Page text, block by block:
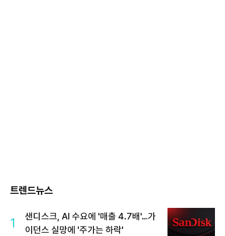
트렌드뉴스
1
샌디스크, AI 수요에 '매출 4.7배'…가
이던스 실망에 '주가는 하락'